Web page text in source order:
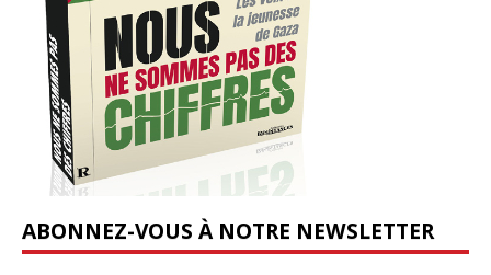
ABONNEZ-VOUS À NOTRE NEWSLETTER